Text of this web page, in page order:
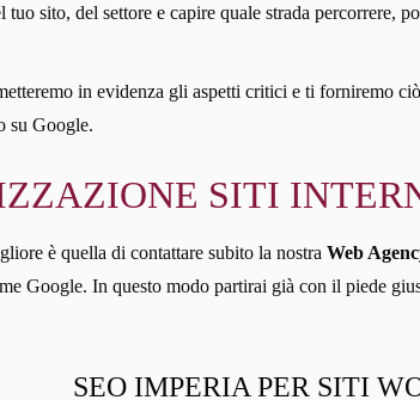
sito, del settore e capire quale strada percorrere,
in evidenza gli aspetti critici e ti forniremo
su Google.
SITI
è quella di contattare subito la nostra Web
Google. In questo modo partirai già con il piede
SEO IMPERIA PER SITI